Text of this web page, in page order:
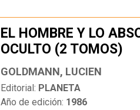
EL HOMBRE Y LO
OCULTO (2 TOMOS)
GOLDMANN, LUCIEN
Editorial: PLANETA
Año de edición: 1986